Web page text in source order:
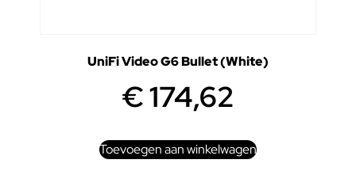
UniFi Video G6 Bullet (White)
€174,62
Toevoegen aan winkelwagen